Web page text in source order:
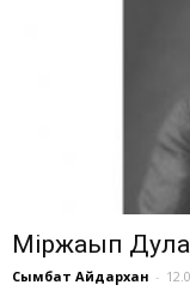
Міржақып
Сымбат Айдархан -